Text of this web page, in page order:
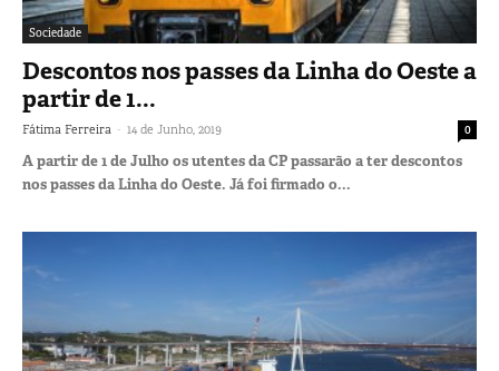
Sociedade
Descontos nos passes da Linha do Oeste a
partir de 1...
Fátima Ferreira - 14 de Junho, 2019 0
A partir de 1 de Julho os utentes da CP passarão a ter descontos
nos passes da Linha do Oeste. Já foi firmado o...